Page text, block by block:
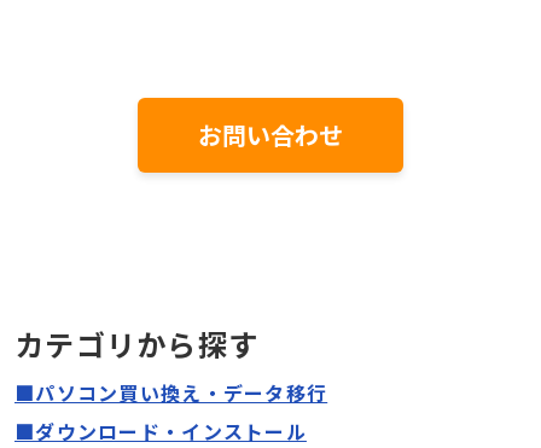
お問い合わせ
カテゴリから探す
■パソコン買い換え・データ移行
■ダウンロード・インストール